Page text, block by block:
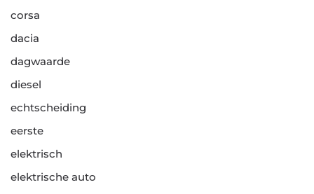
corsa
dacia
dagwaarde
diesel
echtscheiding
eerste
elektrisch
elektrische auto